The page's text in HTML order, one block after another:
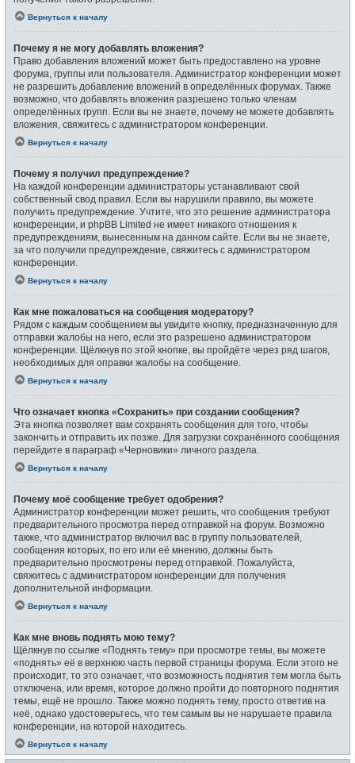
Вернуться к началу
Почему я не могу добавлять вложения?
Право добавления вложений может быть предоставлено на уровне
форума, группы или пользователя. Администратор конференции может
не разрешить добавление вложений в определённых форумах. Также
возможно, что добавлять вложения разрешено только членам
определённых групп. Если вы не знаете, почему не можете добавлять
вложения, свяжитесь с администратором конференции.
Вернуться к началу
Почему я получил предупреждение?
На каждой конференции администраторы устанавливают свой
собственный свод правил. Если вы нарушили правило, вы можете
получить предупреждение. Учтите, что это решение администратора
конференции, и phpBB Limited не имеет никакого отношения к
предупреждениям, вынесенным на данном сайте. Если вы не знаете,
за что получили предупреждение, свяжитесь с администратором
конференции.
Вернуться к началу
Как мне пожаловаться на сообщения модератору?
Рядом с каждым сообщением вы увидите кнопку, предназначенную для
отправки жалобы на него, если это разрешено администратором
конференции. Щёлкнув по этой кнопке, вы пройдёте через ряд шагов,
необходимых для оправки жалобы на сообщение.
Вернуться к началу
Что означает кнопка «Сохранить» при создании сообщения?
Эта кнопка позволяет вам сохранять сообщения для того, чтобы
закончить и отправить их позже. Для загрузки сохранённого сообщения
перейдите в параграф «Черновики» личного раздела.
Вернуться к началу
Почему моё сообщение требует одобрения?
Администратор конференции может решить, что сообщения требуют
предварительного просмотра перед отправкой на форум. Возможно
также, что администратор включил вас в группу пользователей,
сообщения которых, по его или её мнению, должны быть
предварительно просмотрены перед отправкой. Пожалуйста,
свяжитесь с администратором конференции для получения
дополнительной информации.
Вернуться к началу
Как мне вновь поднять мою тему?
Щёлкнув по ссылке «Поднять тему» при просмотре темы, вы можете
«поднять» её в верхнюю часть первой страницы форума. Если этого не
происходит, то это означает, что возможность поднятия тем могла быть
отключена, или время, которое должно пройти до повторного поднятия
темы, ещё не прошло. Также можно поднять тему, просто ответив на
неё, однако удостоверьтесь, что тем самым вы не нарушаете правила
конференции, на которой находитесь.
Вернуться к началу